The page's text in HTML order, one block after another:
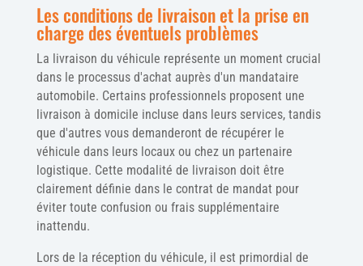
Les conditions de livraison et la prise en
charge des éventuels problèmes
La livraison du véhicule représente un moment crucial
dans le processus d'achat auprès d'un mandataire
automobile. Certains professionnels proposent une
livraison à domicile incluse dans leurs services, tandis
que d'autres vous demanderont de récupérer le
véhicule dans leurs locaux ou chez un partenaire
logistique. Cette modalité de livraison doit être
clairement définie dans le contrat de mandat pour
éviter toute confusion ou frais supplémentaire
inattendu.
Lors de la réception du véhicule, il est primordial de